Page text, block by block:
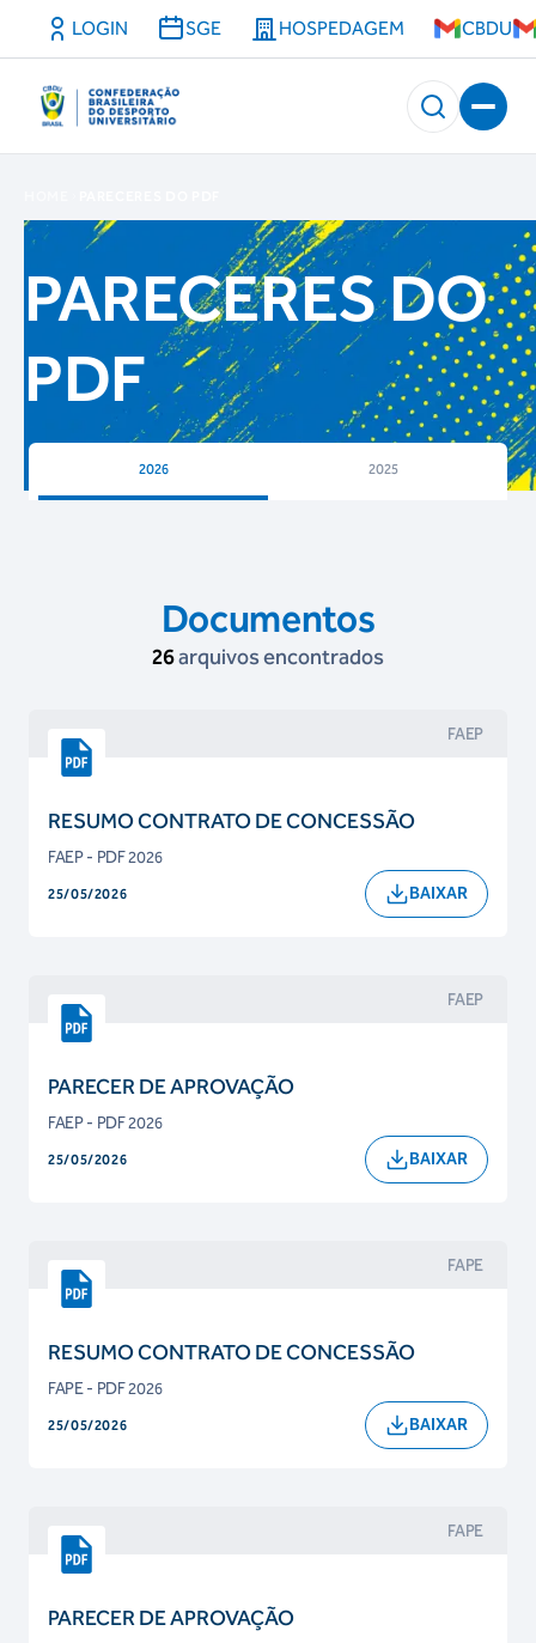
LOGIN SGE HOSPEDAGEM CBDU
PARECERES DO
PDF
2026 2025
Documentos
26arquivos encontrados
FAEP
RESUMO CONTRATO DE CONCESSÃO
FAEP - PDF 2026
25/05/2026 BAIXAR
FAEP
PARECER DE APROVAÇÃO
FAEP - PDF 2026
25/05/2026 BAIXAR
FAPE
RESUMO CONTRATO DE CONCESSÃO
FAPE - PDF 2026
25/05/2026 BAIXAR
FAPE
PARECER DE APROVAÇÃO